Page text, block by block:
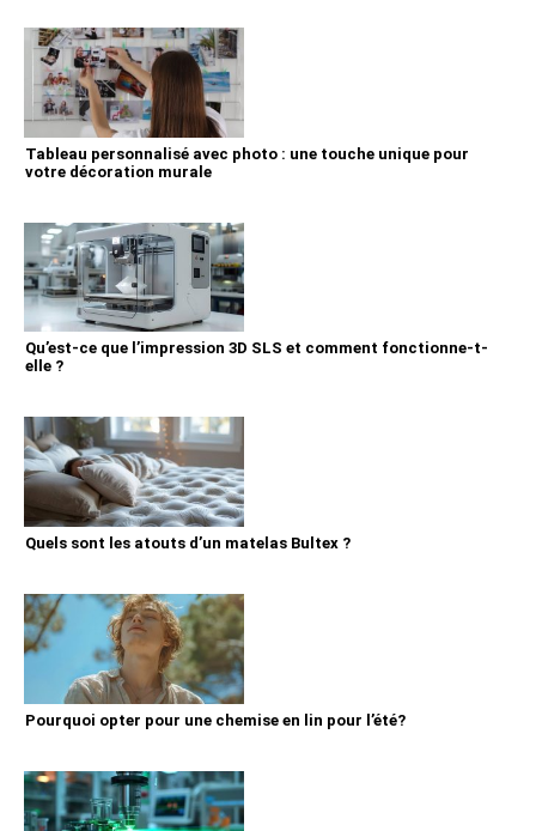
Tableau personnalisé avec photo : une touche unique pour
votre décoration murale
Qu’est-ce que l’impression 3D SLS et comment fonctionne-t-
elle ?
Quels sont les atouts d’un matelas Bultex ?
Pourquoi opter pour une chemise en lin pour l’été?